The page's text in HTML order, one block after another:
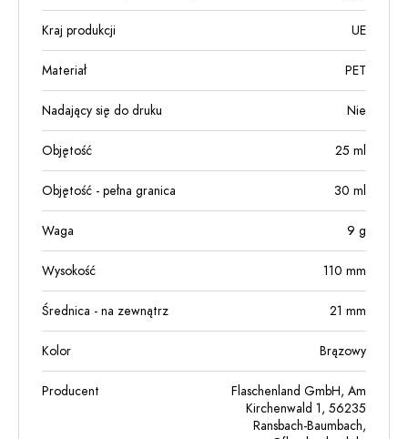
Kraj produkcji UE
Materiał PET
Nadający się do druku Nie
Objętość 25 ml
Objętość - pełna granica 30 ml
Waga 9 g
Wysokość 110 mm
Średnica - na zewnątrz 21 mm
Kolor Brązowy
Producent
Flaschenland GmbH, Am
Kirchenwald 1, 56235
Ransbach-Baumbach,